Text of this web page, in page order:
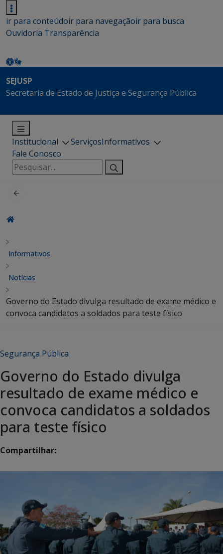
ir para conteúdoir para navegaçãoir para busca
Ouvidoria Transparência
SEJUSP
Secretaria de Estado de Justiça e Segurança Pública
Institucional ServiçosInformativos
Fale Conosco
Pesquisar
por:
Informativos
Notícias
Governo do Estado divulga resultado de exame médico e
convoca candidatos a soldados para teste físico
Segurança Pública
Governo do Estado divulga
resultado de exame médico e
convoca candidatos a soldados
para teste físico
Compartilhar: